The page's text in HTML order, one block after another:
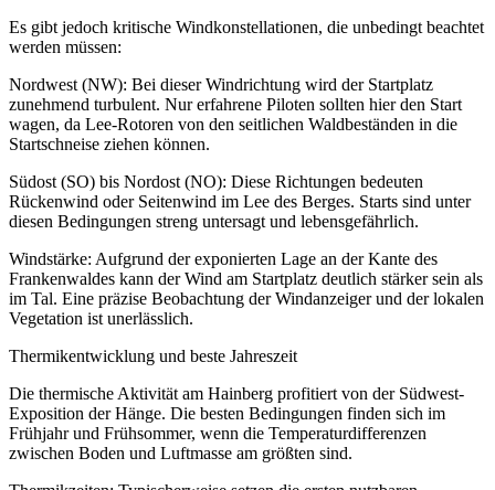
Es gibt jedoch kritische Windkonstellationen, die unbedingt beachtet
werden müssen:
Nordwest (NW): Bei dieser Windrichtung wird der Startplatz
zunehmend turbulent. Nur erfahrene Piloten sollten hier den Start
wagen, da Lee-Rotoren von den seitlichen Waldbeständen in die
Startschneise ziehen können.
Südost (SO) bis Nordost (NO): Diese Richtungen bedeuten
Rückenwind oder Seitenwind im Lee des Berges. Starts sind unter
diesen Bedingungen streng untersagt und lebensgefährlich.
Windstärke: Aufgrund der exponierten Lage an der Kante des
Frankenwaldes kann der Wind am Startplatz deutlich stärker sein als
im Tal. Eine präzise Beobachtung der Windanzeiger und der lokalen
Vegetation ist unerlässlich.
Thermikentwicklung und beste Jahreszeit
Die thermische Aktivität am Hainberg profitiert von der Südwest-
Exposition der Hänge. Die besten Bedingungen finden sich im
Frühjahr und Frühsommer, wenn die Temperaturdifferenzen
zwischen Boden und Luftmasse am größten sind.